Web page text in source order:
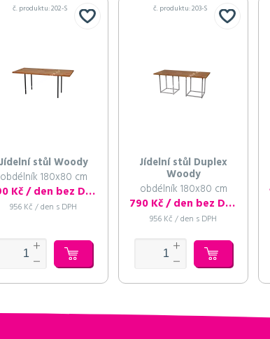
č. produktu: 202-S
Jídelní stůl Woody
obdélník 180x80 cm
790 Kč / den bez DPH
956 Kč / den s DPH
č. produktu: 203-S
Jídelní stůl Duplex
Woody
obdélník 180x80 cm
790 Kč / den bez DPH
956 Kč / den s DPH